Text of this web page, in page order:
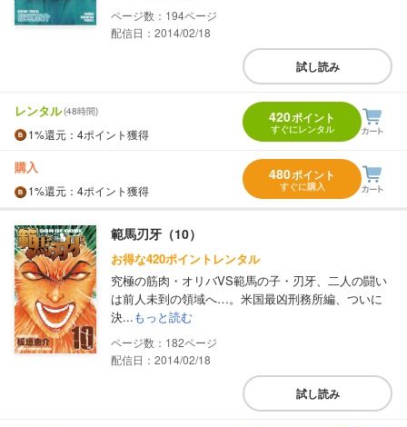
194
配信日：2014/02/18
試し読み
レンタル(48時間)
1%還元 ：4ポイント獲得
420ポイント
すぐにレンタル
購入
1%還元 ：4ポイント獲得
480ポイント
すぐに購入
範馬刃牙（10）
お得な420ポイントレンタル
究極の筋肉・オリバVS範馬の子・刃牙、二人の闘い
は前人未到の領域へ…。米国最凶刑務所編、ついに
決...もっと読む
182
配信日：2014/02/18
試し読み